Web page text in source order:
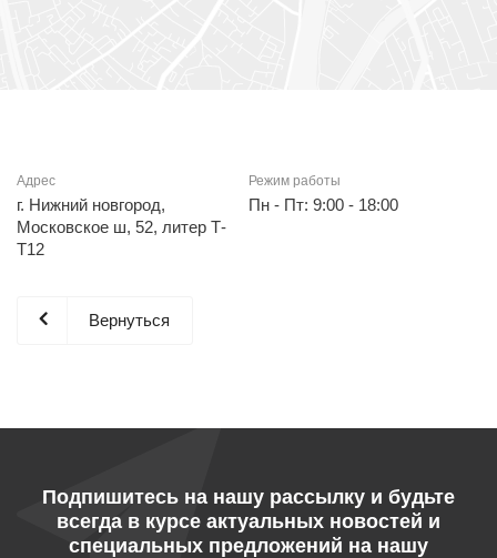
Адрес
г. Нижний новгород,
Московское ш, 52, литер Т-
Т12
Режим работы
Пн - Пт: 9:00 - 18:00
Вернуться
Подпишитесь на нашу рассылку и будьте
всегда в курсе актуальных новостей и
специальных предложений на нашу